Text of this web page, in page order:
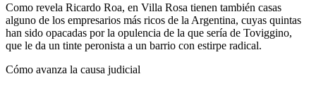
Como revela Ricardo Roa, en Villa Rosa tienen también casas
alguno de los empresarios más ricos de la Argentina, cuyas quintas
han sido opacadas por la opulencia de la que sería de Toviggino,
que le da un tinte peronista a un barrio con estirpe radical.
Cómo avanza la causa judicial